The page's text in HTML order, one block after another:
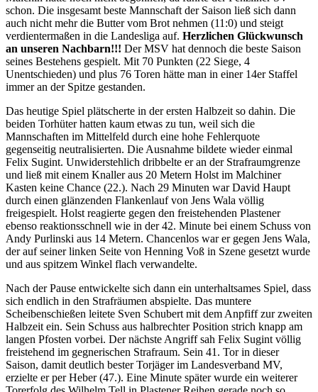
schon. Die insgesamt beste Mannschaft der Saison ließ sich dann
auch nicht mehr die Butter vom Brot nehmen (11:0) und steigt
verdientermaßen in die Landesliga auf. Herzlichen Glückwunsch
an unseren Nachbarn!!! Der MSV hat dennoch die beste Saison
seines Bestehens gespielt. Mit 70 Punkten (22 Siege, 4
Unentschieden) und plus 76 Toren hätte man in einer 14er Staffel
immer an der Spitze gestanden.
Das heutige Spiel plätscherte in der ersten Halbzeit so dahin. Die
beiden Torhüter hatten kaum etwas zu tun, weil sich die
Mannschaften im Mittelfeld durch eine hohe Fehlerquote
gegenseitig neutralisierten. Die Ausnahme bildete wieder einmal
Felix Sugint. Unwiderstehlich dribbelte er an der Strafraumgrenze
und ließ mit einem Knaller aus 20 Metern Holst im Malchiner
Kasten keine Chance (22.). Nach 29 Minuten war David Haupt
durch einen glänzenden Flankenlauf von Jens Wala völlig
freigespielt. Holst reagierte gegen den freistehenden Plastener
ebenso reaktionsschnell wie in der 42. Minute bei einem Schuss von
Andy Purlinski aus 14 Metern. Chancenlos war er gegen Jens Wala,
der auf seiner linken Seite von Henning Voß in Szene gesetzt wurde
und aus spitzem Winkel flach verwandelte.
Nach der Pause entwickelte sich dann ein unterhaltsames Spiel, dass
sich endlich in den Strafräumen abspielte. Das muntere
Scheibenschießen leitete Sven Schubert mit dem Anpfiff zur zweiten
Halbzeit ein. Sein Schuss aus halbrechter Position strich knapp am
langen Pfosten vorbei. Der nächste Angriff sah Felix Sugint völlig
freistehend im gegnerischen Strafraum. Sein 41. Tor in dieser
Saison, damit deutlich bester Torjäger im Landesverband MV,
erzielte er per Heber (47.). Eine Minute später wurde ein weiterer